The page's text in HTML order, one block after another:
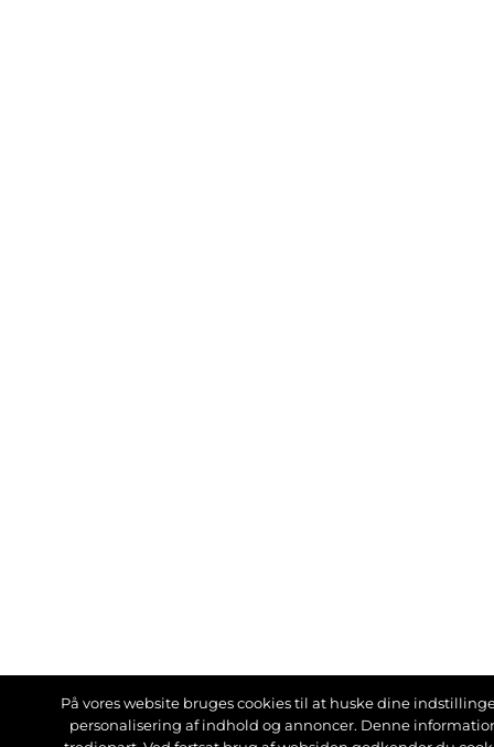
På vores website bruges cookies til at huske dine
personalisering af indhold og annoncer. Denne